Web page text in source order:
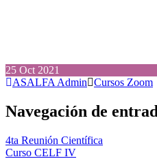
25 Oct 2021
ASALFA Admin
Cursos Zoom
Navegación de
4ta Reunión Científica
Curso CELF IV